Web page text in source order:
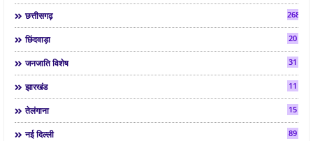
छत्तीसगढ़ 268
छिंदवाड़ा 20
जनजाति विशेष 31
झारखंड 11
तेलंगाना 15
नई दिल्ली 89